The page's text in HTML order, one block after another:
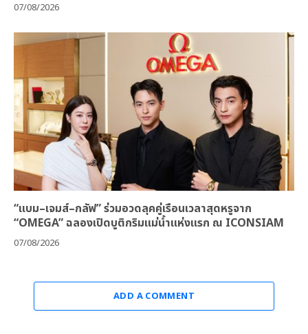
07/08/2026
“แบม–เจมส์–กลัฟ” ร่วมอวดลุคคู่เรือนเวลาสุดหรูจาก
“OMEGA” ฉลองเปิดบูติกริมแม่น้ำแห่งแรก ณ ICONSIAM
07/08/2026
ADD A COMMENT